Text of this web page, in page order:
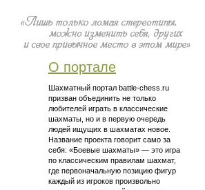
О портале
Шахматный портал battle-chess.ru
призван объединить не только
любителей играть в классические
шахматы, но и в первую очередь
людей ищущих в шахматах новое.
Название проекта говорит само за
себя: «Боевые шахматы» — это игра
по классическим правилам шахмат,
где первоначальную позицию фигур
каждый из игроков произвольно